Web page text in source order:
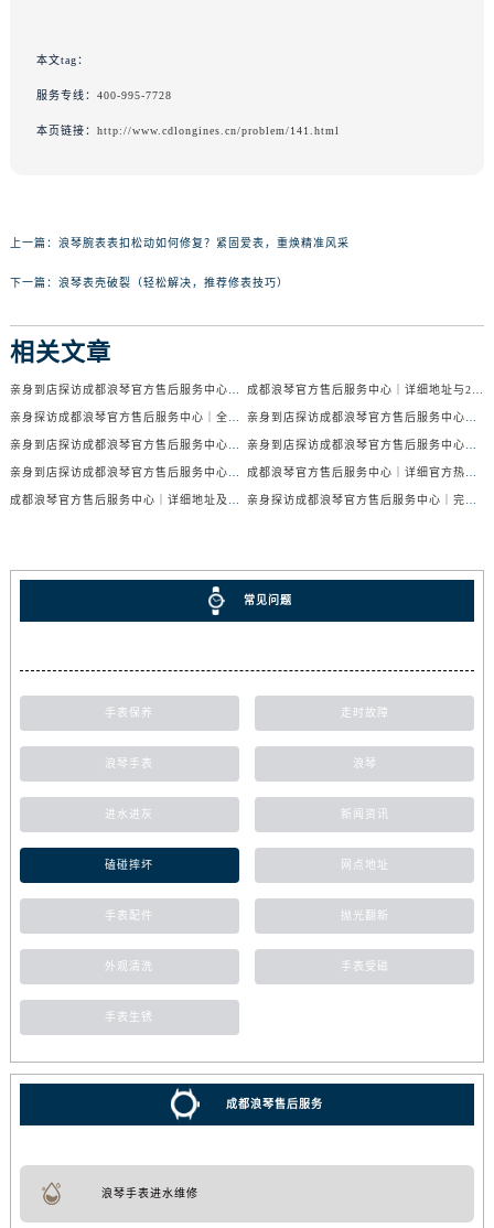
本文tag：
服务专线： 400-995-7728
本页链接： http://www.cdlongines.cn/problem/141.html
上一篇： 浪琴腕表表扣松动如何修复？紧固爱表，重焕精准风采
下一篇： 浪琴表壳破裂（轻松解决，推荐修表技巧）
相关文章
常见问题
手表保养 走时故障
浪琴手表 浪琴
进水进灰 新闻资讯
磕碰摔坏 网点地址
手表配件 抛光翻新
外观清洗 手表受磁
手表生锈
成都浪琴售后服务
浪琴手表进水维修